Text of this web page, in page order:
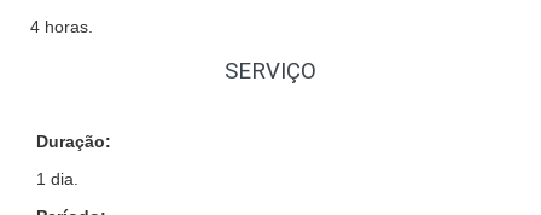
4 horas.
SERVIÇO
Duração:
1 dia.